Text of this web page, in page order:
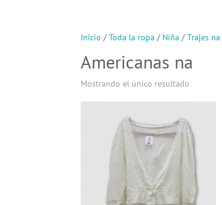
Inicio /Toda la ropa / Niña /Trajes na
Americanas na
Mostrando el único resultado